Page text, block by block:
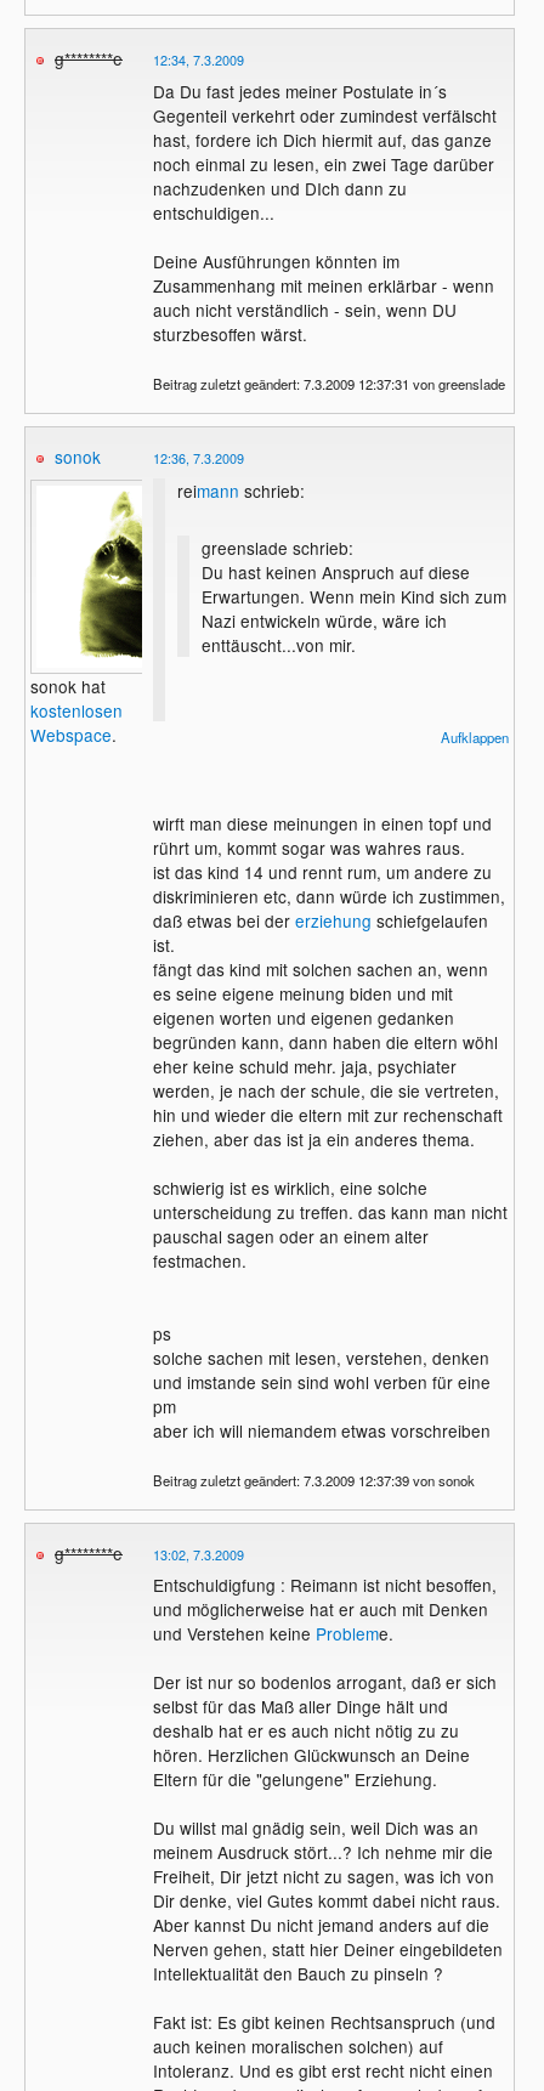
g********e 12:34, 7.3.2009
Da Du fast jedes meiner Postulate in´s
Gegenteil verkehrt oder zumindest verfälscht
hast, fordere ich Dich hiermit auf, das ganze
noch einmal zu lesen, ein zwei Tage darüber
nachzudenken und DIch dann zu
entschuldigen...
Deine Ausführungen könnten im
Zusammenhang mit meinen erklärbar - wenn
auch nicht verständlich - sein, wenn DU
sturzbesoffen wärst.
Beitrag zuletzt geändert: 7.3.2009 12:37:31 von greenslade
sonok
sonok hat
kostenlosen
Webspace.
12:36, 7.3.2009
reimann schrieb:
greenslade schrieb:
Du hast keinen Anspruch auf diese
Erwartungen. Wenn mein Kind sich zum
Nazi entwickeln würde, wäre ich
enttäuscht...von mir.
Soso, einmal sagst du man muss das Kind
Fehler, die sie selbst zu verantworten
haben. Eltern können lediglich versuchen
sie auf den richtigen Weg zu bringen.
Aufklappen
wirft man diese meinungen in einen topf und
rührt um, kommt sogar was wahres raus.
ist das kind 14 und rennt rum, um andere zu
diskriminieren etc, dann würde ich zustimmen,
daß etwas bei der erziehung schiefgelaufen
ist.
fängt das kind mit solchen sachen an, wenn
es seine eigene meinung biden und mit
eigenen worten und eigenen gedanken
begründen kann, dann haben die eltern wöhl
eher keine schuld mehr. jaja, psychiater
werden, je nach der schule, die sie vertreten,
hin und wieder die eltern mit zur rechenschaft
ziehen, aber das ist ja ein anderes thema.
schwierig ist es wirklich, eine solche
unterscheidung zu treffen. das kann man nicht
pauschal sagen oder an einem alter
festmachen.
ps
solche sachen mit lesen, verstehen, denken
und imstande sein sind wohl verben für eine
pm
aber ich will niemandem etwas vorschreiben
Beitrag zuletzt geändert: 7.3.2009 12:37:39 von sonok
g********e 13:02, 7.3.2009
Entschuldigfung : Reimann ist nicht besoffen,
und möglicherweise hat er auch mit Denken
und Verstehen keine Probleme.
Der ist nur so bodenlos arrogant, daß er sich
selbst für das Maß aller Dinge hält und
deshalb hat er es auch nicht nötig zu zu
hören. Herzlichen Glückwunsch an Deine
Eltern für die "gelungene" Erziehung.
Du willst mal gnädig sein, weil Dich was an
meinem Ausdruck stört...? Ich nehme mir die
Freiheit, Dir jetzt nicht zu sagen, was ich von
Dir denke, viel Gutes kommt dabei nicht raus.
Aber kannst Du nicht jemand anders auf die
Nerven gehen, statt hier Deiner eingebildeten
Intellektualität den Bauch zu pinseln ?
Fakt ist: Es gibt keinen Rechtsanspruch (und
auch keinen moralischen solchen) auf
Intoleranz. Und es gibt erst recht nicht einen